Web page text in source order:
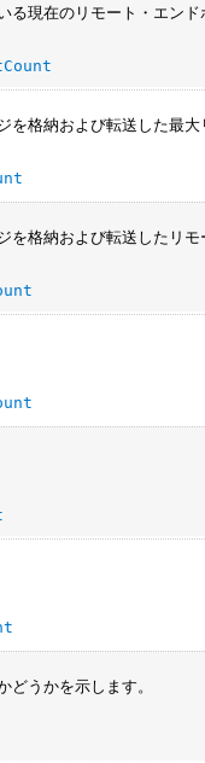
現在のリモート・エンド
格納および転送した最大
格納および転送したリモ
うかを示します。